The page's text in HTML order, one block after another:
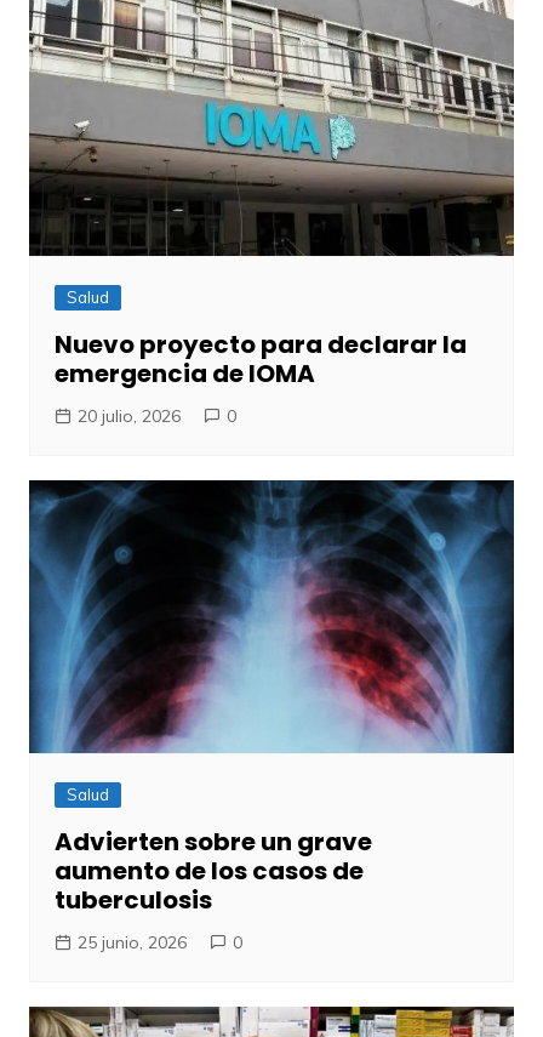
Salud
Nuevo proyecto para declarar la
emergencia de IOMA
20 julio, 2026 0
Salud
Advierten sobre un grave
aumento de los casos de
tuberculosis
25 junio, 2026 0